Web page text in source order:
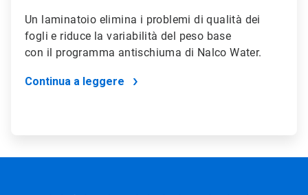
Un laminatoio elimina i problemi di qualità dei
fogli e riduce la variabilità del peso base
con il programma antischiuma di Nalco Water.
Continua a leggere